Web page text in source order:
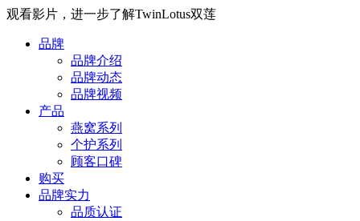
观看影片，进一步了解TwinLotus双莲
品牌
品牌介绍
品牌动态
品牌视频
产品
燕窝系列
个护系列
顾客口碑
购买
品牌实力
品质认证